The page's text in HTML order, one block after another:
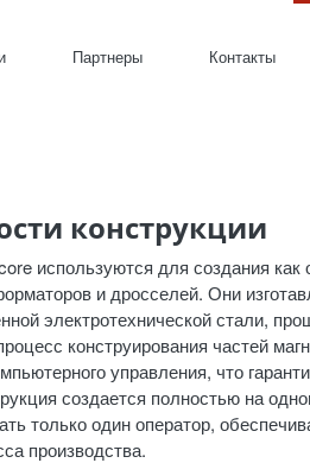
Партнеры Контакты
конструкции
используются для создания
и дросселей. Они
электротехнической стали,
конструирования частей
управления, что
создается полностью на
только один оператор,
производства.